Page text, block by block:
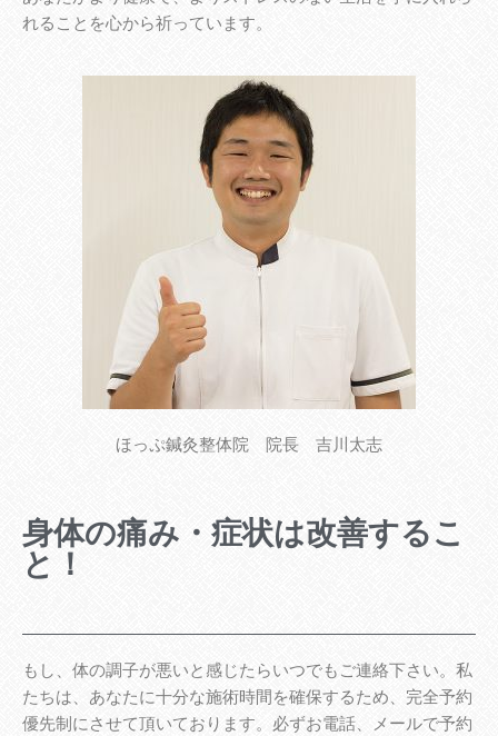
れることを心から祈っています。
ほっぷ鍼灸整体院 院長 吉川太志
身体の痛み・症状は改善するこ
と！
もし、体の調子が悪いと感じたらいつでもご連絡下さい。私
たちは、あなたに十分な施術時間を確保するため、完全予約
優先制にさせて頂いております。必ずお電話、メールで予約